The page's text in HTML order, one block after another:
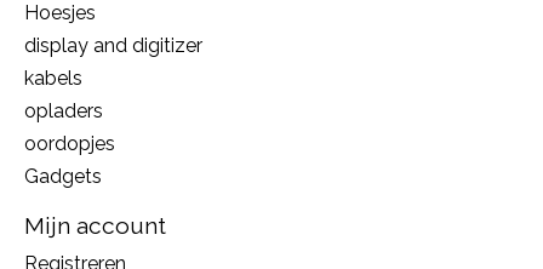
Hoesjes
display and digitizer
kabels
opladers
oordopjes
Gadgets
Mijn account
Registreren